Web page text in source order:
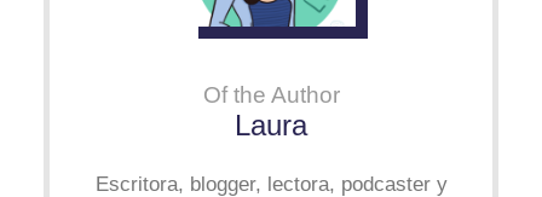
Of the Author
Laura
Escritora, blogger, lectora, podcaster y